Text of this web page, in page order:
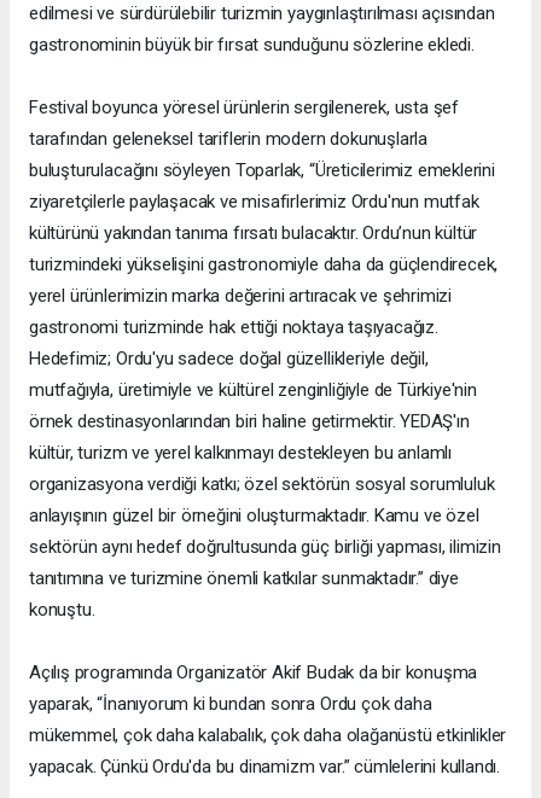
edilmesi ve sürdürülebilir turizmin yaygınlaştırılması açısından
gastronominin büyük bir fırsat sunduğunu sözlerine ekledi.
Festival boyunca yöresel ürünlerin sergilenerek, usta şef
tarafından geleneksel tariflerin modern dokunuşlarla
buluşturulacağını söyleyen Toparlak, “Üreticilerimiz emeklerini
ziyaretçilerle paylaşacak ve misafirlerimiz Ordu'nun mutfak
kültürünü yakından tanıma fırsatı bulacaktır. Ordu’nun kültür
turizmindeki yükselişini gastronomiyle daha da güçlendirecek,
yerel ürünlerimizin marka değerini artıracak ve şehrimizi
gastronomi turizminde hak ettiği noktaya taşıyacağız.
Hedefimiz; Ordu'yu sadece doğal güzellikleriyle değil,
mutfağıyla, üretimiyle ve kültürel zenginliğiyle de Türkiye'nin
örnek destinasyonlarından biri haline getirmektir. YEDAŞ'ın
kültür, turizm ve yerel kalkınmayı destekleyen bu anlamlı
organizasyona verdiği katkı; özel sektörün sosyal sorumluluk
anlayışının güzel bir örneğini oluşturmaktadır. Kamu ve özel
sektörün aynı hedef doğrultusunda güç birliği yapması, ilimizin
tanıtımına ve turizmine önemli katkılar sunmaktadır.” diye
konuştu.
Açılış programında Organizatör Akif Budak da bir konuşma
yaparak, “İnanıyorum ki bundan sonra Ordu çok daha
mükemmel, çok daha kalabalık, çok daha olağanüstü etkinlikler
yapacak. Çünkü Ordu'da bu dinamizm var.” cümlelerini kullandı.